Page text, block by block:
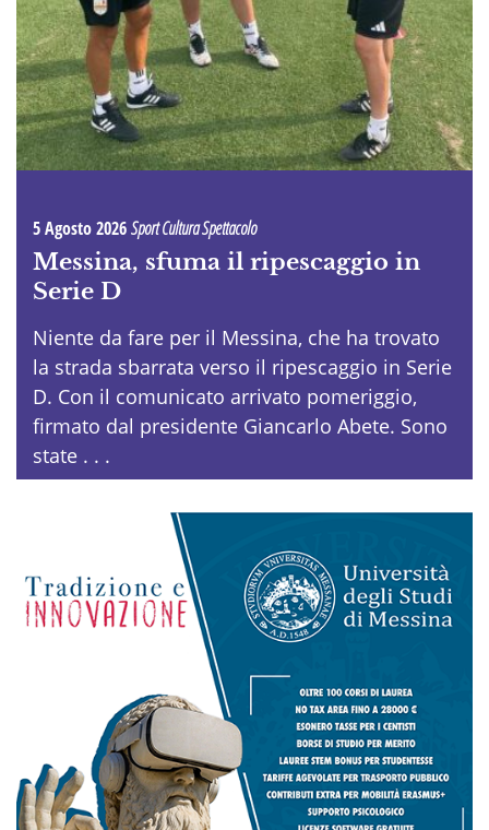
5 Agosto 2026Sport Cultura Spettacolo
Messina, sfuma il ripescaggio in
Serie D
Niente da fare per il Messina, che ha trovato
la strada sbarrata verso il ripescaggio in Serie
D. Con il comunicato arrivato pomeriggio,
firmato dal presidente Giancarlo Abete. Sono
state . . .